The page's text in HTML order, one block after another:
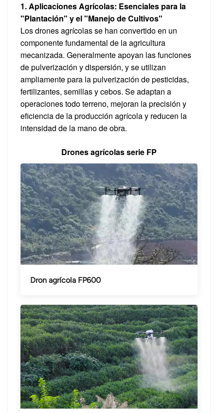
1. Aplicaciones Agrícolas: Esenciales para la
"Plantación" y el "Manejo de Cultivos"
Los drones agrícolas se han convertido en un
componente fundamental de la agricultura
mecanizada. Generalmente apoyan las funciones
de pulverización y dispersión, y se utilizan
ampliamente para la pulverización de pesticidas,
fertilizantes, semillas y cebos. Se adaptan a
operaciones todo terreno, mejoran la precisión y
eficiencia de la producción agrícola y reducen la
intensidad de la mano de obra.
Drones agrícolas serie FP
Dron agrícola FP600